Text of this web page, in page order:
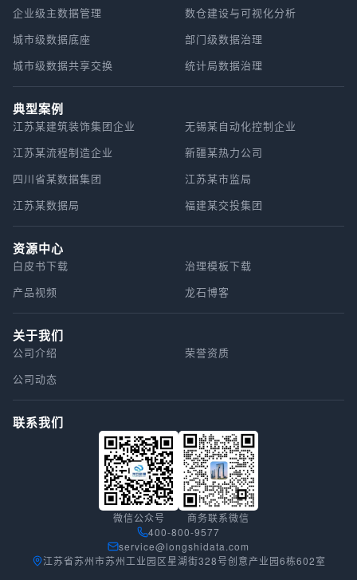
联系我们
微信公众号
商务联系微信
400-800-9577
service@longshidata.com
江苏省苏州市苏州工业园区星湖街328号创意产业园6栋602室
企业级主数据管理
数仓建设与可视化分析
城市级数据底座
部门级数据治理
城市级数据共享交换
统计局数据治理
典型案例
江苏某建筑装饰集团企业
无锡某自动化控制企业
江苏某流程制造企业
新疆某热力公司
四川省某数据集团
江苏某市监局
江苏某数据局
福建某交投集团
资源中心
白皮书下载
治理模板下载
产品视频
龙石博客
关于我们
公司介绍
荣誉资质
公司动态